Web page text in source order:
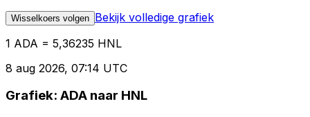
Wisselkoers volgen Bekijk volledige grafiek
1 ADA = 5,36235 HNL
8 aug 2026, 07:14 UTC
Grafiek: ADA naar HNL